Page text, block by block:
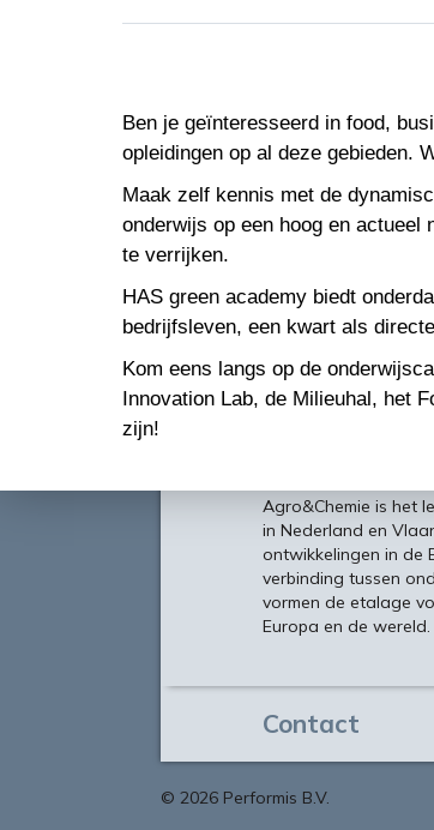
Ben je geïnteresseerd in food,
opleidingen op al deze gebieden.
Maak zelf kennis met de
onderwijs op een hoog en actueel
te verrijken.
HAS green academy biedt
bedrijfsleven, een kwart als
Kom eens langs op de
Innovation Lab, de Milieuhal, het
zijn!
Agro&Chemie is het
in Nederland en
ontwikkelingen in de
verbinding tussen
vormen de etalage
Europa en de wereld.
Contact
©2026 Performis B.V.